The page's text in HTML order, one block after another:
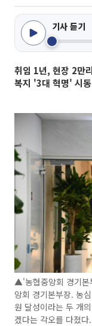
기사 듣기
취임 1년, 현장 2만
복지 '3대 혁명' 시동
▲'농협중앙회 경기본
앙회 경기본부장. 농
원 달성이라는 두 개
겠다는 각오를 다졌